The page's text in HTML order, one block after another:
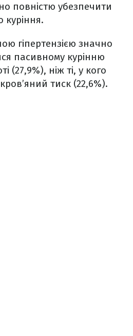
повністю убезпечити
куріння.
гіпертензією значно
пасивному курінню
(27,9%), ніж ті, у кого
тиск (22,6%).